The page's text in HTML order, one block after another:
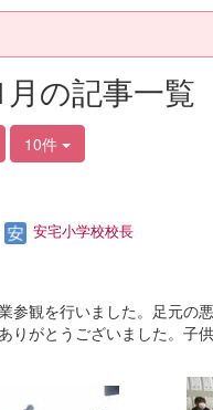
の記事一覧
10件
安宅小学校校長
参観を行いました。足元の
りがとうございました。子